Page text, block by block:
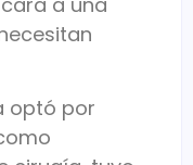
optó por